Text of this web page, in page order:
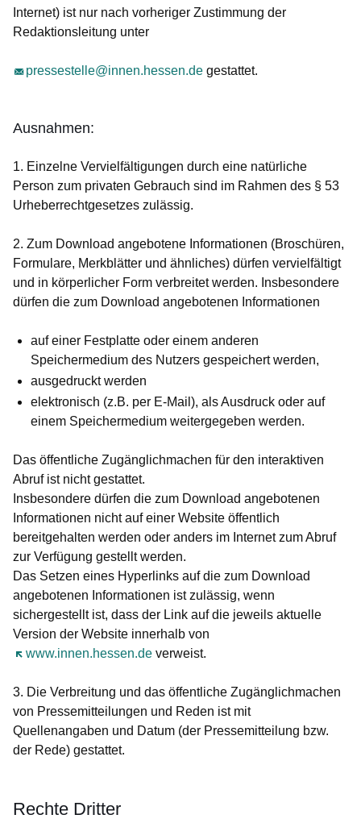
Internet) ist nur nach vorheriger Zustimmung der
Redaktionsleitung unter
pressestelle@innen.hessen.de gestattet.
Ausnahmen:
1. Einzelne Vervielfältigungen durch eine natürliche
Person zum privaten Gebrauch sind im Rahmen des § 53
Urheberrechtgesetzes zulässig.
2. Zum Download angebotene Informationen (Broschüren,
Formulare, Merkblätter und ähnliches) dürfen vervielfältigt
und in körperlicher Form verbreitet werden. Insbesondere
dürfen die zum Download angebotenen Informationen
auf einer Festplatte oder einem anderen
Speichermedium des Nutzers gespeichert werden,
ausgedruckt werden
elektronisch (z.B. per E-Mail), als Ausdruck oder auf
einem Speichermedium weitergegeben werden.
Das öffentliche Zugänglichmachen für den interaktiven
Abruf ist nicht gestattet.
Insbesondere dürfen die zum Download angebotenen
Informationen nicht auf einer Website öffentlich
bereitgehalten werden oder anders im Internet zum Abruf
zur Verfügung gestellt werden.
Das Setzen eines Hyperlinks auf die zum Download
angebotenen Informationen ist zulässig, wenn
sichergestellt ist, dass der Link auf die jeweils aktuelle
Version der Website innerhalb von
www.innen.hessen.de
Öffnet sich in einem neuen Fenster
verweist.
3. Die Verbreitung und das öffentliche Zugänglichmachen
von Pressemitteilungen und Reden ist mit
Quellenangaben und Datum (der Pressemitteilung bzw.
der Rede) gestattet.
Rechte Dritter